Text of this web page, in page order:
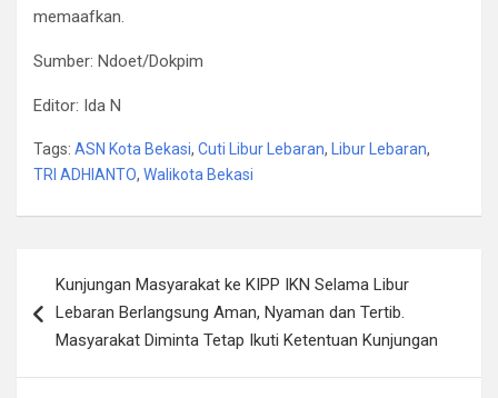
memaafkan.
Sumber: Ndoet/Dokpim
Editor: Ida N
Tags: ASN Kota Bekasi, Cuti Libur Lebaran, Libur Lebaran,
TRI ADHIANTO, Walikota Bekasi
navigation
Kunjungan Masyarakat ke KIPP IKN Selama Libur
Lebaran Berlangsung Aman, Nyaman dan Tertib.
Masyarakat Diminta Tetap Ikuti Ketentuan Kunjungan